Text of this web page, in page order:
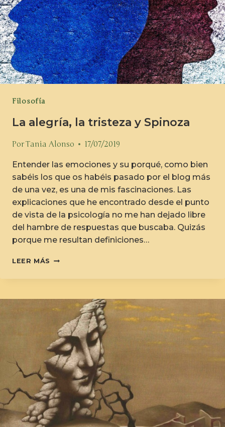
Filosofía
La alegría, la tristeza y Spinoza
PorTania Alonso 17/07/2019
Entender las emociones y su porqué, como bien
sabéis los que os habéis pasado por el blog más
de una vez, es una de mis fascinaciones. Las
explicaciones que he encontrado desde el punto
de vista de la psicología no me han dejado libre
del hambre de respuestas que buscaba. Quizás
porque me resultan definiciones…
LEER MÁS